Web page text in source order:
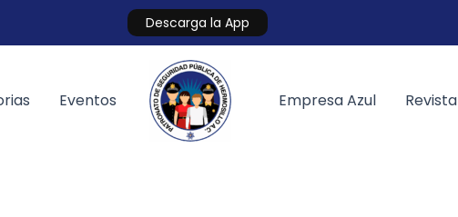
Descarga la App
Eventos Empresa Azul Revista